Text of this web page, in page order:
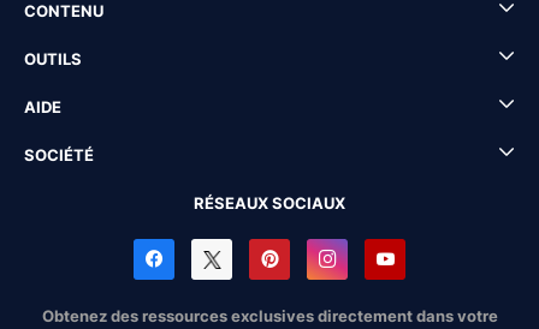
CONTENU
OUTILS
AIDE
SOCIÉTÉ
RÉSEAUX SOCIAUX
Obtenez des ressources exclusives directement dans votre